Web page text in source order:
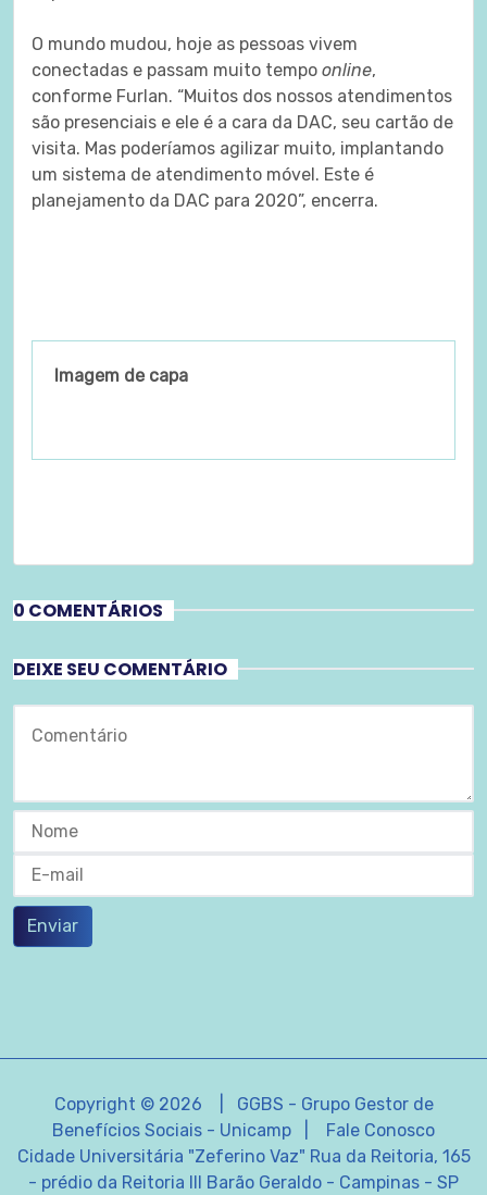
O mundo mudou, hoje as pessoas vivem
conectadas e passam muito tempo online,
conforme Furlan. “Muitos dos nossos atendimentos
são presenciais e ele é a cara da DAC, seu cartão de
visita. Mas poderíamos agilizar muito, implantando
um sistema de atendimento móvel. Este é
planejamento da DAC para 2020”, encerra.
Imagem de capa
0 COMENTÁRIOS
DEIXE SEU COMENTÁRIO
Enviar
Copyright © 2026 | GGBS - Grupo Gestor de
Benefícios Sociais - Unicamp | Fale Conosco
Cidade Universitária "Zeferino Vaz" Rua da Reitoria, 165
- prédio da Reitoria III Barão Geraldo - Campinas - SP